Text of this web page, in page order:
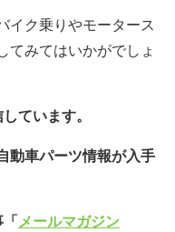
イク乗りやモータース
てみてはいかがでしょ
ています。
動車パーツ情報が入手
メールマガジン